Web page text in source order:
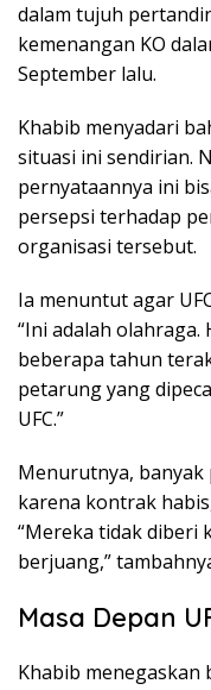
dalam tujuh
kemenangan KO
September lalu.
Khabib menyadari
situasi ini sendirian.
pernyataannya ini
persepsi terhadap
organisasi tersebut.
Ia menuntut agar
“Ini adalah olahraga.
beberapa tahun
petarung yang
UFC.”
Menurutnya,
karena kontrak
“Mereka tidak diberi
berjuang,”
Masa Depan
Khabib menegaskan